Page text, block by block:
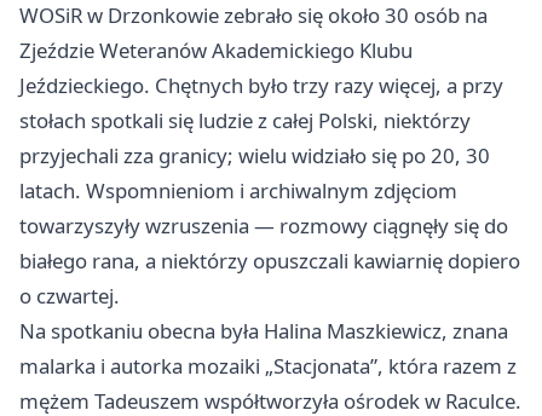
WOSiR w Drzonkowie zebrało się około 30 osób na
Zjeździe Weteranów Akademickiego Klubu
Jeździeckiego. Chętnych było trzy razy więcej, a przy
stołach spotkali się ludzie z całej Polski, niektórzy
przyjechali zza granicy; wielu widziało się po 20, 30
latach. Wspomnieniom i archiwalnym zdjęciom
towarzyszyły wzruszenia — rozmowy ciągnęły się do
białego rana, a niektórzy opuszczali kawiarnię dopiero
o czwartej.
Na spotkaniu obecna była Halina Maszkiewicz, znana
malarka i autorka mozaiki „Stacjonata”, która razem z
mężem Tadeuszem współtworzyła ośrodek w Raculce.